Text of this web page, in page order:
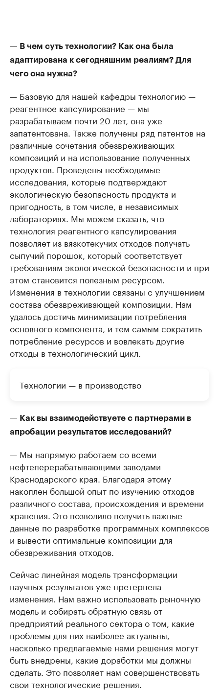
— В чем суть технологии? Как она была
адаптирована к сегодняшним реалиям? Для
чего она нужна?
— Базовую для нашей кафедры технологию —
реагентное капсулирование — мы
разрабатываем почти 20 лет, она уже
запатентована. Также получены ряд патентов на
различные сочетания обезвреживающих
композиций и на использование полученных
продуктов. Проведены необходимые
исследования, которые подтверждают
экологическую безопасность продукта и
пригодность, в том числе, в независимых
лабораториях. Мы можем сказать, что
технология реагентного капсулирования
позволяет из вязкотекучих отходов получать
сыпучий порошок, который соответствует
требованиям экологической безопасности и при
этом становится полезным ресурсом.
Изменения в технологии связаны с улучшением
состава обезвреживающей композиции. Нам
удалось достичь минимизации потребления
основного компонента, и тем самым сократить
потребление ресурсов и вовлекать другие
отходы в технологический цикл.
Технологии — в производство
— Как вы взаимодействуете с партнерами в
апробации результатов исследований?
— Мы напрямую работаем со всеми
нефтеперерабатывающими заводами
Краснодарского края. Благодаря этому
накоплен большой опыт по изучению отходов
различного состава, происхождения и времени
хранения. Это позволило получить важные
данные по разработке программных комплексов
и вывести оптимальные композиции для
обезвреживания отходов.
Сейчас линейная модель трансформации
научных результатов уже претерпела
изменения. Нам важно использовать рыночную
модель и собирать обратную связь от
предприятий реального сектора о том, какие
проблемы для них наиболее актуальны,
насколько предлагаемые нами решения могут
быть внедрены, какие доработки мы должны
сделать. Это позволяет нам совершенствовать
свои технологические решения.